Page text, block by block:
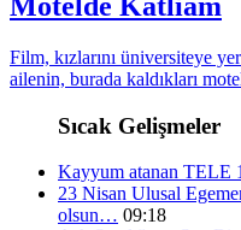
Film, kızlarını üniversiteye
ailenin, burada kaldıkları
Sıcak Gelişmeler
Kayyum atanan TELE
23 Nisan Ulusal
olsun… 09:18